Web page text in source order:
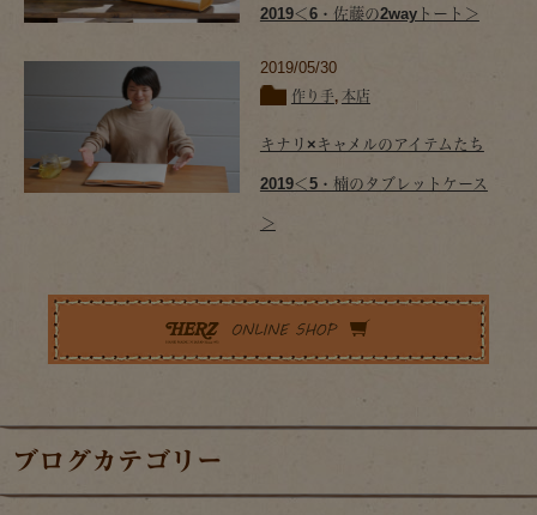
2019＜6・佐藤の2wayトート＞
2019/05/30
作り手, 本店
キナリ×キャメルのアイテムたち
2019＜5・楠のタブレットケース
＞
ブログカテゴリー